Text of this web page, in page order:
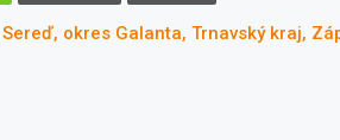
okres Galanta, Trnavský kraj,